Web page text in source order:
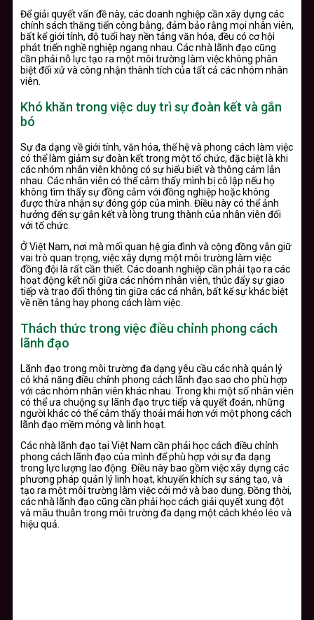
Để giải quyết vấn đề này, các doanh nghiệp cần xây dựng các
chính sách thăng tiến công bằng, đảm bảo rằng mọi nhân viên,
bất kể giới tính, độ tuổi hay nền tảng văn hóa, đều có cơ hội
phát triển nghề nghiệp ngang nhau. Các nhà lãnh đạo cũng
cần phải nỗ lực tạo ra một môi trường làm việc không phân
biệt đối xử và công nhận thành tích của tất cả các nhóm nhân
viên.
Khó khăn trong việc duy trì sự đoàn kết và gắn
bó
Sự đa dạng về giới tính, văn hóa, thế hệ và phong cách làm việc
có thể làm giảm sự đoàn kết trong một tổ chức, đặc biệt là khi
các nhóm nhân viên không có sự hiểu biết và thông cảm lẫn
nhau. Các nhân viên có thể cảm thấy mình bị cô lập nếu họ
không tìm thấy sự đồng cảm với đồng nghiệp hoặc không
được thừa nhận sự đóng góp của mình. Điều này có thể ảnh
hưởng đến sự gắn kết và lòng trung thành của nhân viên đối
với tổ chức.
Ở Việt Nam, nơi mà mối quan hệ gia đình và cộng đồng vẫn giữ
vai trò quan trọng, việc xây dựng một môi trường làm việc
đồng đội là rất cần thiết. Các doanh nghiệp cần phải tạo ra các
hoạt động kết nối giữa các nhóm nhân viên, thúc đẩy sự giao
tiếp và trao đổi thông tin giữa các cá nhân, bất kể sự khác biệt
về nền tảng hay phong cách làm việc.
Thách thức trong việc điều chỉnh phong cách
lãnh đạo
Lãnh đạo trong môi trường đa dạng yêu cầu các nhà quản lý
có khả năng điều chỉnh phong cách lãnh đạo sao cho phù hợp
với các nhóm nhân viên khác nhau. Trong khi một số nhân viên
có thể ưa chuộng sự lãnh đạo trực tiếp và quyết đoán, những
người khác có thể cảm thấy thoải mái hơn với một phong cách
lãnh đạo mềm mỏng và linh hoạt.
Các nhà lãnh đạo tại Việt Nam cần phải học cách điều chỉnh
phong cách lãnh đạo của mình để phù hợp với sự đa dạng
trong lực lượng lao động. Điều này bao gồm việc xây dựng các
phương pháp quản lý linh hoạt, khuyến khích sự sáng tạo, và
tạo ra một môi trường làm việc cởi mở và bao dung. Đồng thời,
các nhà lãnh đạo cũng cần phải học cách giải quyết xung đột
và mâu thuẫn trong môi trường đa dạng một cách khéo léo và
hiệu quả.